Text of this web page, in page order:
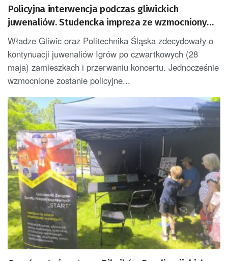
Policyjna interwencja podczas gliwickich
juwenaliów. Studencka impreza ze wzmocnionym
policyjnym zabezpieczeniem
Władze Gliwic oraz Politechnika Śląska zdecydowały o
kontynuacji juwenaliów Igrów po czwartkowych (28
maja) zamieszkach i przerwaniu koncertu. Jednocześnie
wzmocnione zostanie policyjne...